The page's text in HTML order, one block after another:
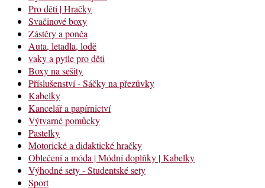
Pro děti | Hračky
Svačinové boxy
Zástěry a ponča
Auta, letadla, lodě
vaky a pytle pro děti
Boxy na sešity
Příslušenství - Sáčky na přezůvky
Kabelky
Kancelář a papírnictví
Výtvarné pomůcky
Pastelky
Motorické a didaktické hračky
Oblečení a móda | Módní doplňky | Kabelky
Výhodné sety - Studentské sety
Sport